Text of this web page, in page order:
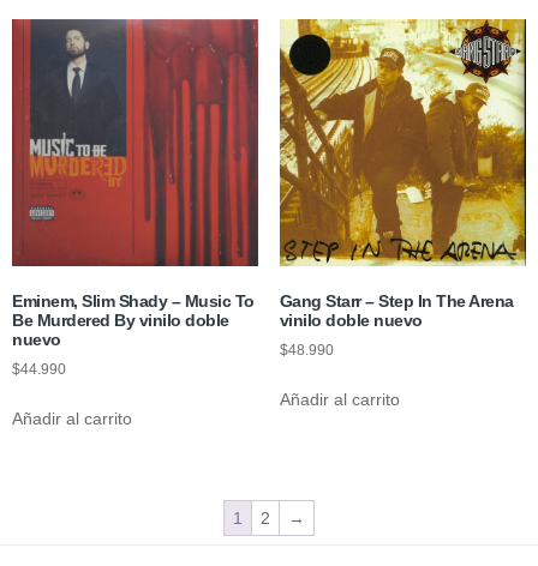
Eminem, Slim Shady – Music To
Be Murdered By vinilo doble
nuevo
$44.990
Añadir al carrito
Gang Starr – Step In The Arena
vinilo doble nuevo
$48.990
Añadir al carrito
1 2 →